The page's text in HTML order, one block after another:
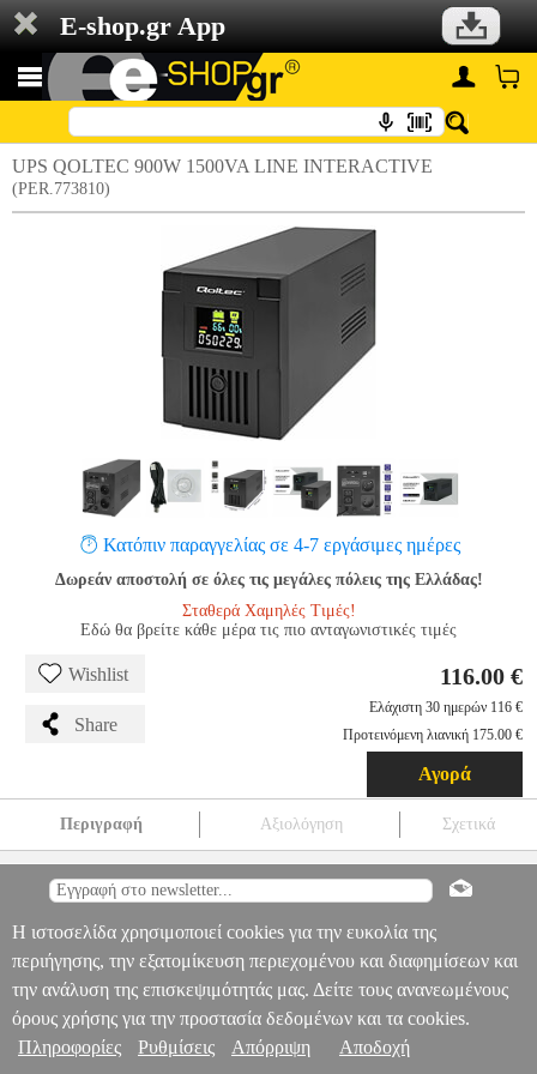
E-shop.gr App
UPS QOLTEC 900W 1500VA LINE INTERACTIVE
(PER.773810)
Κατόπιν παραγγελίας σε 4-7 εργάσιμες ημέρες
Δωρεάν αποστολή σε όλες τις μεγάλες πόλεις της Ελλάδας!
Σταθερά Χαμηλές Τιμές!
Εδώ θα βρείτε κάθε μέρα τις πιο ανταγωνιστικές τιμές
Wishlist
Share
116.00 €
Ελάχιστη 30 ημερών 116 €
Προτεινόμενη λιανική 175.00 €
Αγορά
Περιγραφή Αξιολόγηση Σχετικά
PER.773810 QOLTEC QOLTEC
UPS QOLTEC 900W
116.00
Πληροφορίες & Υπηρεσίες >
Η ιστοσελίδα χρησιμοποιεί cookies για την ευκολία της
περιήγησης, την εξατομίκευση περιεχομένου και διαφημίσεων και
την ανάλυση της επισκεψιμότητάς μας. Δείτε τους ανανεωμένους
όρους χρήσης για την προστασία δεδομένων και τα cookies.
Πληροφορίες
Ρυθμίσεις Απόρριψη Αποδοχή